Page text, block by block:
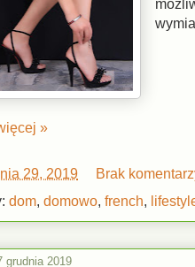
»
29, 2019
Brak
dom, domowo, french,
grudnia 2019